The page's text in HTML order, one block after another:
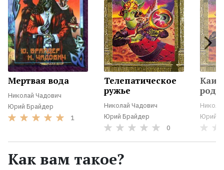
Мертвая вода
Николай Чадович
Юрий Брайдер
1
Телепатическое
ружье
Николай Чадович
Юрий Брайдер
0
Юрий
Как вам такое?